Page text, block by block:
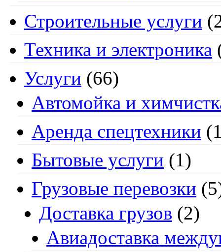
Строительные услуги
Техника и электроника
Услуги (66)
Автомойка и
Аренда спецтехники
Бытовые услуги (1)
Грузовые перевозки
Доставка грузов (2)
Авиадоставка